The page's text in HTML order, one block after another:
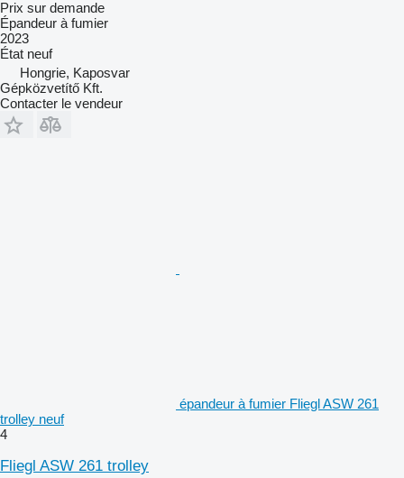
Prix sur demande
Épandeur à fumier
2023
État neuf
Hongrie, Kaposvar
Gépközvetítő Kft.
Contacter le vendeur
épandeur à fumier Fliegl ASW 261
trolley neuf
4
Fliegl ASW 261 trolley